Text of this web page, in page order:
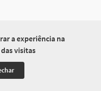
a experiência na
visitas